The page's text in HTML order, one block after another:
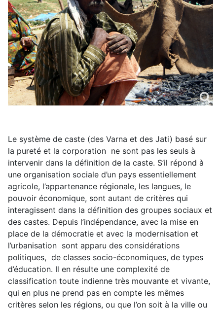
Le système de caste (des Varna et des Jati) basé sur
la pureté et la corporation ne sont pas les seuls à
intervenir dans la définition de la caste. S’il répond à
une organisation sociale d’un pays essentiellement
agricole, l’appartenance régionale, les langues, le
pouvoir économique, sont autant de critères qui
interagissent dans la définition des groupes sociaux et
des castes. Depuis l’indépendance, avec la mise en
place de la démocratie et avec la modernisation et
l’urbanisation sont apparu des considérations
politiques, de classes socio-économiques, de types
d’éducation. Il en résulte une complexité de
classification toute indienne très mouvante et vivante,
qui en plus ne prend pas en compte les mêmes
critères selon les régions, ou que l’on soit à la ville ou